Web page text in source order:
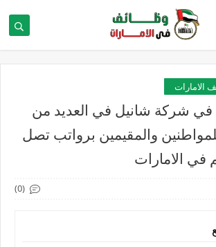
الامارات
شركة شانيل في العديد من
والمقيمين برواتب تصل
(0)